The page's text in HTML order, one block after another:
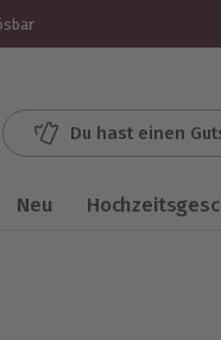
Du hast einen
Neu